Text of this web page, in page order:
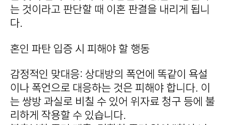
는 것이라고 판단할 때 이혼 판결을 내리게 됩니
다.
혼인 파탄 입증 시 피해야 할 행동
감정적인 맞대응: 상대방의 폭언에 똑같이 욕설
이나 폭언으로 대응하는 것은 피해야 합니다. 이
는 쌍방 과실로 비칠 수 있어 위자료 청구 등에 불
리하게 작용할 수 있습니다.